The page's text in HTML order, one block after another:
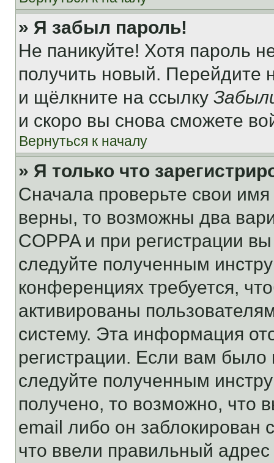
» Я забыл пароль!
Не паникуйте! Хотя пароль
получить новый. Перейдите
и щёлкните на ссылку
и скоро вы снова сможете
Вернуться к началу
» Я только что
Сначала проверьте свои
верны, то возможны два
COPPA и при регистрации
следуйте полученным
конференциях требуется,
активированы
систему. Эта информация
регистрации. Если вам
следуйте полученным
получено, то возможно, что
email либо он
что ввели правильный адрес